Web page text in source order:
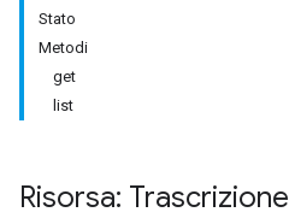
Stato
Metodi
get
list
Risorsa: Trascrizione